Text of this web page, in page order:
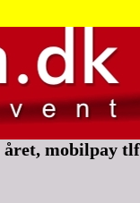
året, mobilpay